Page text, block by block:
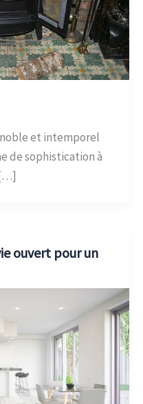
et intemporel
de sophistication à
ouvert pour un